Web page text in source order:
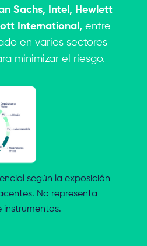
Sachs, Intel, Hewlett
International, entre
en varios sectores
minimizar el riesgo.
según la exposición
No representa